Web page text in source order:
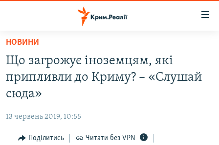
Перейти
основного
матеріалу
Перейти
до
основної
навігації
Перейти
ВОДА.КРИМ
ВІДЕО ТА ФОТО
БЛОГИ
ПОГЛЯД
НОВИНИ
Що загрожує іноземцям, які
припливли до Криму? – «Слушай
сюда»
13 червень 2019, 10:55
Поділитись Читати без VPN